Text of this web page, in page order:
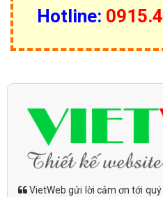
Hotline:
VietWeb gửi lời cảm ơn tới